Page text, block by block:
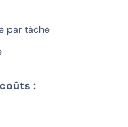
par tâche
: